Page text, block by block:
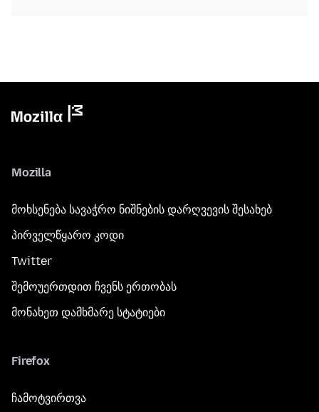
Mozilla
მოხსენება სავაჭრო ნიშნების დარღვევის შესახებ
პირველწყარო კოდი
Twitter
შემოუერთდით ჩვენს ერთობას
მონახეთ დამხმარე სტატიები
Firefox
ჩამოტვირთვა